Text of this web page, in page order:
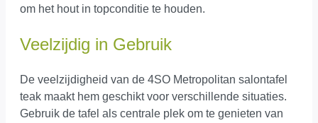
om het hout in topconditie te houden.
Veelzijdig in Gebruik
De veelzijdigheid van de 4SO Metropolitan salontafel
teak maakt hem geschikt voor verschillende situaties.
Gebruik de tafel als centrale plek om te genieten van